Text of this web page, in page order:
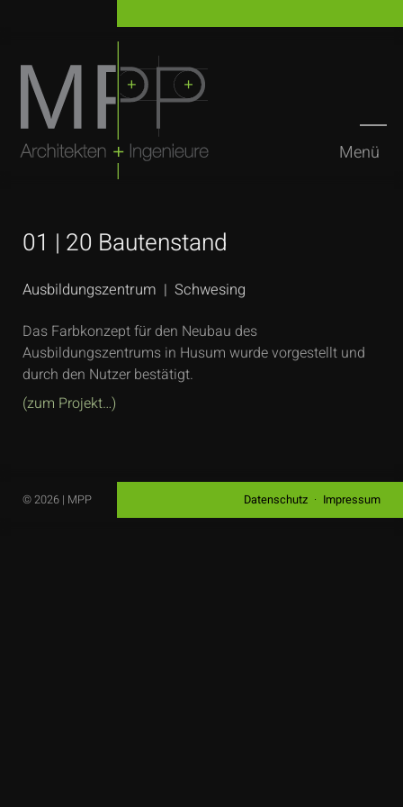
Menü
01 | 20 Bautenstand
Ausbildungszentrum | Schwesing
Das Farbkonzept für den Neubau des
Ausbildungszentrums in Husum wurde vorgestellt und
durch den Nutzer bestätigt.
(zum Projekt…)
© 2026 | MPP Datenschutz Impressum